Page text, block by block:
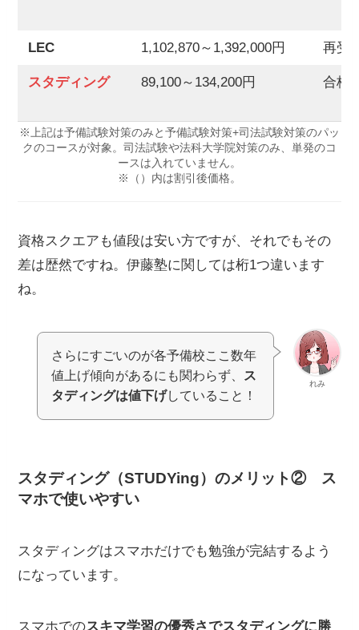
LEC 1,102,870～1,392,000円 再受
スタディング 89,100～134,200円 合格
※上記は予備試験対策のみと予備試験対策+司法試験対策のパッ
クのコースが対象。司法試験や法科大学院対策のみ、単発のコ
ースは入れていません。
※（）内は割引後価格。
資格スクエアも値段は安い方ですが、それでもその
差は歴然ですね。伊藤塾に関しては桁1つ違います
ね。
れみ
さらにすごいのが各予備校ここ数年
値上げ傾向があるにも関わらず、
ス
タディングは値下げしていること！
スタディング（STUDYing）のメリット②
ス
マホで使いやすい
スタディングはスマホだけでも勉強が完結するよう
になっています。
スマホでのスキマ学習の優秀さでスタディングに勝